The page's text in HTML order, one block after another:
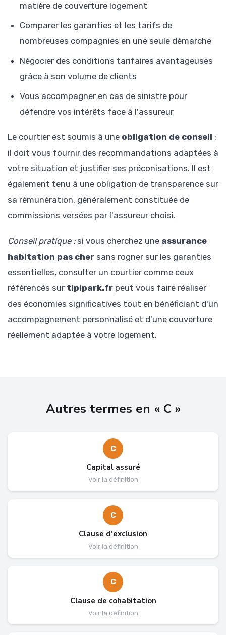
matière de couverture logement
Comparer les garanties et les tarifs de
nombreuses compagnies en une seule démarche
Négocier des conditions tarifaires avantageuses
grâce à son volume de clients
Vous accompagner en cas de sinistre pour
défendre vos intérêts face à l'assureur
Le courtier est soumis à une obligation de conseil :
il doit vous fournir des recommandations adaptées à
votre situation et justifier ses préconisations. Il est
également tenu à une obligation de transparence sur
sa rémunération, généralement constituée de
commissions versées par l'assureur choisi.
Conseil pratique :si vous cherchez une assurance
habitation pas cher sans rogner sur les garanties
essentielles, consulter un courtier comme ceux
référencés sur tipipark.fr peut vous faire réaliser
des économies significatives tout en bénéficiant d'un
accompagnement personnalisé et d'une couverture
réellement adaptée à votre logement.
Autres termes en « C »
C
Capital assuré
Voir la définition
C
Clause d'exclusion
Voir la définition
C
Clause de cohabitation
Voir la définition